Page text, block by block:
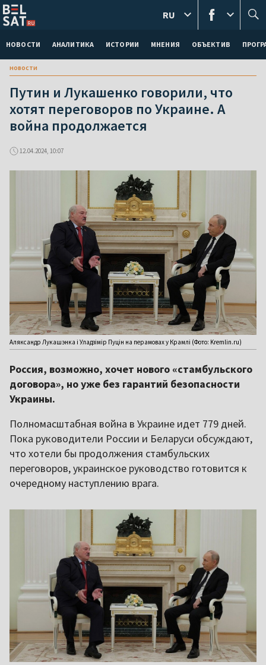
НОВОСТИ АНАЛИТИКА ИСТОРИИ МНЕНИЯ ОБЪЕКТИВ
RU
новости
Путин и Лукашенко говорили, что
хотят переговоров по Украине. А
война продолжается
12.04.2024, 10:07
Аляксандр Лукашэнка і Уладзімір Пуцін на перамовах у Крамлі (Фото: Kremlin.ru)
Россия, возможно, хочет нового «стамбульского
договора», но уже без гарантий безопасности
Украины.
Полномасштабная война в Украине идет 779 дней.
Пока руководители России и Беларуси обсуждают,
что хотели бы продолжения стамбульских
переговоров, украинское руководство готовится к
очередному наступлению врага.